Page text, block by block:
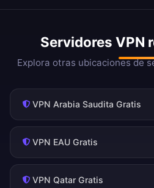
Servidores VPN
Explora otras ubicaciones de
VPN Arabia Saudita Gratis
VPN EAU Gratis
VPN Qatar Gratis